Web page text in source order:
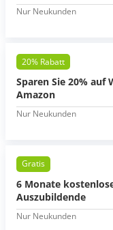
Nur Neukunden
20% Rabatt
Sparen Sie 20% auf
Amazon
Nur Neukunden
Gratis
6 Monate
Auszubildende
Nur Neukunden